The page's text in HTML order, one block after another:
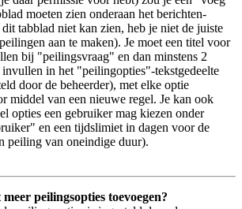
moeten zien onderaan het berichten-
dit tabblad niet kan zien, heb je niet de juiste
aan te maken). Je moet een titel voor
bij "peilingsvraag" en dan minstens 2
in het "peilingopties"-tekstgedeelte
door de beheerder), met elke optie
middel van een nieuwe regel. Je kan ook
opties een gebruiker mag kiezen onder
en een tijdslimiet in dagen voor de
peiling van oneindige duur).
peilingsopties toevoegen?